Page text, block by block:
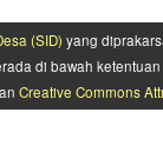
(SID) yang
di bawah
Creative Commons